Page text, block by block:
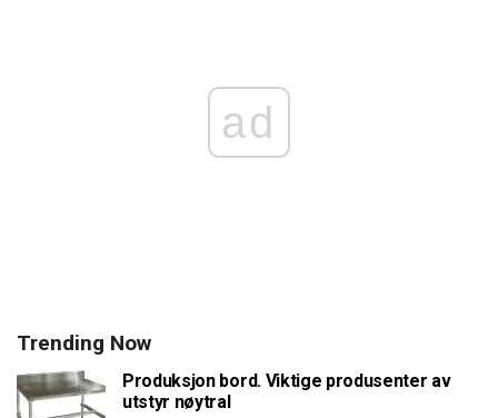
ad
Trending Now
Produksjon bord. Viktige produsenter av
utstyr nøytral